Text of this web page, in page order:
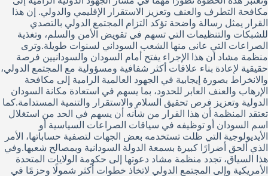
مكافحة التطرف والعنف وتعزيز الاستقرار الإقليمي والدولي. إن هذا
القرار يمثل رسالة واضحة تؤكد التزام المجتمع الدولي بالتصدي
للشبكات والتنظيمات التي تسهم في تقويض الأمن والسلم، وتغذية
الصراعات التي عانى منها الشعب السوداني لسنوات طويلة.وترى
منظمة مشاد أن هذا الإجراء يفتح أمام السودان والسودانيين فرصة
حقيقية لإعادة بناء علاقات أكثر شفافية ومسؤولية مع المجتمع الدولي،
والانخراط بصورة إيجابية في الجهود العالمية الرامية إلى مكافحة
الإرهاب والعنف العابر للحدود، بما يسهم في استعادة مكانة السودان
الدولية وتعزيز فرص تحقيق السلام والاستقرار والتنمية المستدامة.كما
تعتقد المنظمة أن هذا القرار من شأنه أن يسهم في الحد من استغلال
اسم السودان أو توظيفه في سياقات الصراعات السياسية أو
الأيديولوجية التي ظلت تستخدمه بعض الجهات لتصفية حساباتها، الأمر
الذي ألحق أضرارًا كبيرة بسمعة الدولة السودانية وبمصالح شعبها.وفي
هذا السياق، تجدد منظمة مشاد دعوتها إلى حكومة الولايات المتحدة
الأمريكية وإلى المجتمع الدولي لاتخاذ خطوات أكثر شمولًا وحزمًا في